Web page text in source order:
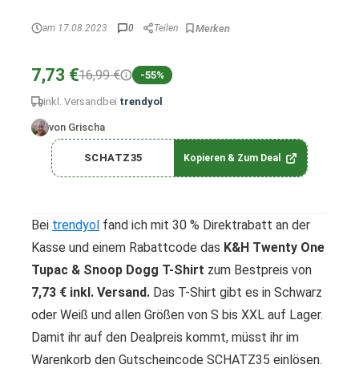
am 17.08.2023 0 Teilen
7,73 €16,99 € -55%
inkl. Versand bei trendyol
von Grischa
SCHATZ35 Kopieren & Zum Deal
Bei trendyol fand ich mit 30 % Direktrabatt an der
Kasse und einem Rabattcode das K&H Twenty One
Tupac & Snoop Dogg T-Shirt zum Bestpreis von
7,73 € inkl. Versand. Das T-Shirt gibt es in Schwarz
oder Weiß und allen Größen von S bis XXL auf Lager.
Damit ihr auf den Dealpreis kommt, müsst ihr im
Warenkorb den Gutscheincode SCHATZ35 einlösen.